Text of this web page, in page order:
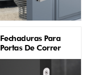
Fechaduras Para
Portas De Correr